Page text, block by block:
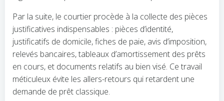
Par la suite, le courtier procède à la collecte des pièces
justificatives indispensables : pièces d’identité,
justificatifs de domicile, fiches de paie, avis d’imposition,
relevés bancaires, tableaux d’amortissement des prêts
en cours, et documents relatifs au bien visé. Ce travail
méticuleux évite les allers-retours qui retardent une
demande de prêt classique.